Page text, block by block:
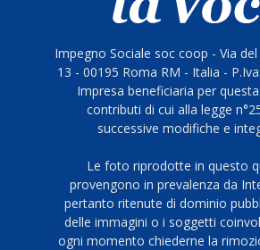
Impegno Sociale soc coop - Via
13 - 00195 Roma RM - Italia -
Impresa beneficiaria per
contributi di cui alla legge
successive modifiche e
Le foto riprodotte in questo
provengono in prevalenza da
pertanto ritenute di dominio
delle immagini o i soggetti
ogni momento chiederne la